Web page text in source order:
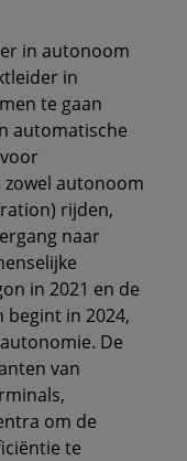
in autonoom
in
te gaan
automatische
zowel autonoom
rijden,
naar
in 2021 en de
in 2024,
De
van
om de
te